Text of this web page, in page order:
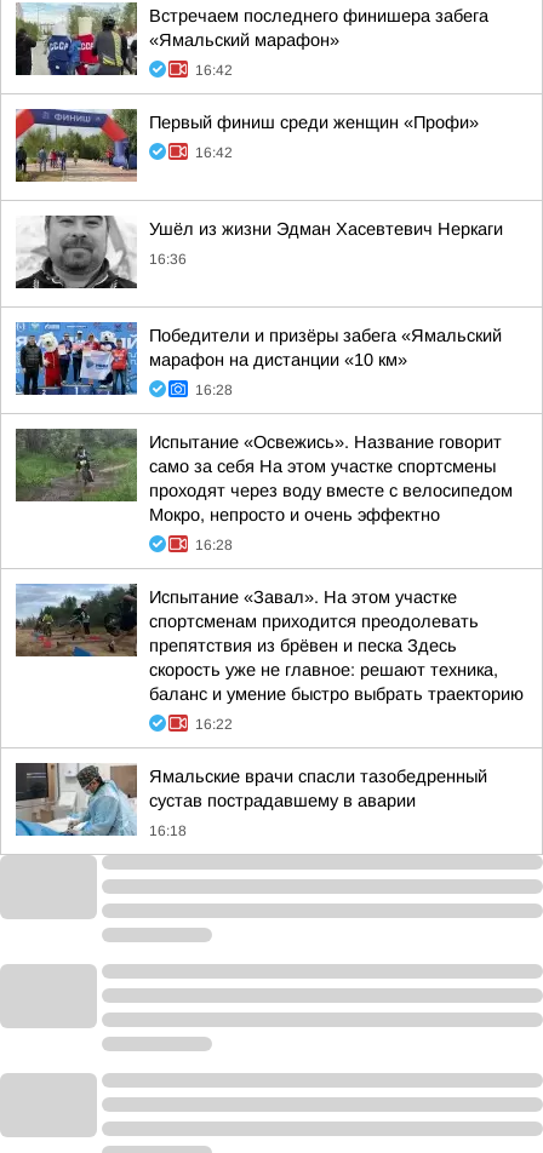
Встречаем последнего финишера забега
«Ямальский марафон»
16:42
Первый финиш среди женщин «Профи»
16:42
Ушёл из жизни Эдман Хасевтевич Неркаги
16:36
Победители и призёры забега «Ямальский
марафон на дистанции «10 км»
16:28
Испытание «Освежись». Название говорит
само за себя На этом участке спортсмены
проходят через воду вместе с велосипедом
Мокро, непросто и очень эффектно
16:28
Испытание «Завал». На этом участке
спортсменам приходится преодолевать
препятствия из брёвен и песка Здесь
скорость уже не главное: решают техника,
баланс и умение быстро выбрать траекторию
16:22
Ямальские врачи спасли тазобедренный
сустав пострадавшему в аварии
16:18